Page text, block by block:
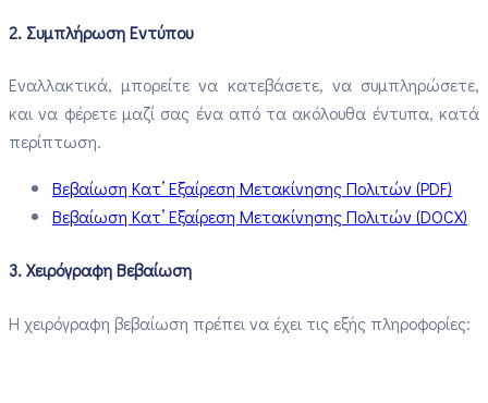
2. Συμπλήρωση Εντύπου
Εναλλακτικά, μπορείτε να κατεβάσετε, να συμπληρώσετε,
και να φέρετε μαζί σας ένα από τα ακόλουθα έντυπα, κατά
περίπτωση.
Βεβαίωση Κατ’ Εξαίρεση Μετακίνησης Πολιτών (PDF)
Βεβαίωση Κατ’ Εξαίρεση Μετακίνησης Πολιτών (DOCX)
3. Χειρόγραφη Βεβαίωση
Η χειρόγραφη βεβαίωση πρέπει να έχει τις εξής πληροφορίες: